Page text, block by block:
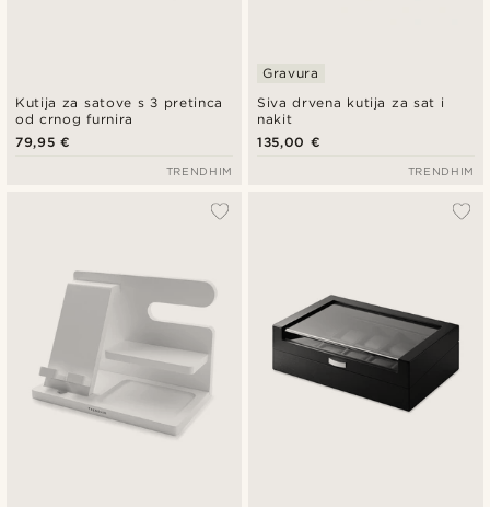
Kutija za satove s 3 pretinca
od crnog furnira
79,95 €
TRENDHIM
Siva drvena kutija za sat i
nakit
Gravura
135,00 €
TRENDHIM